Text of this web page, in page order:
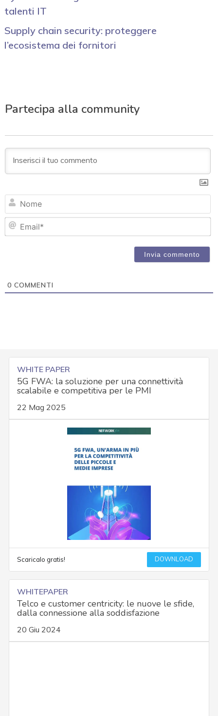
talenti IT
Supply chain security: proteggere
l’ecosistema dei fornitori
Partecipa alla community
0 COMMENTI
WHITE PAPER
5G FWA: la soluzione per una connettività
scalabile e competitiva per le PMI
22 Mag 2025
Scaricalo gratis! DOWNLOAD
WHITEPAPER
Telco e customer centricity: le nuove le sfide,
dalla connessione alla soddisfazione
20 Giu 2024